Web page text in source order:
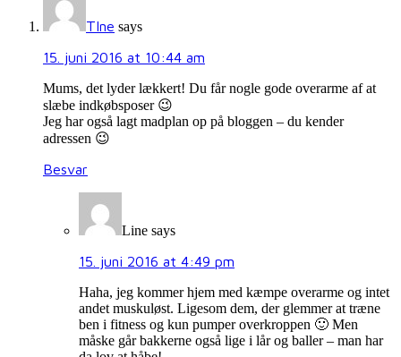
TIne says
15. juni 2016 at 10:44 am
Mums, det lyder lækkert! Du får nogle gode overarme af at
slæbe indkøbsposer 😉
Jeg har også lagt madplan op på bloggen – du kender
adressen 😉
Besvar
Line says
15. juni 2016 at 4:49 pm
Haha, jeg kommer hjem med kæmpe overarme og intet
andet muskuløst. Ligesom dem, der glemmer at træne
ben i fitness og kun pumper overkroppen 🙂 Men
måske går bakkerne også lige i lår og baller – man har